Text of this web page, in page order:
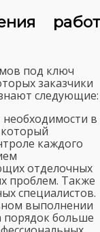
работ
под ключ
заказчики
следующие:
в
каждого
отделочных
проблем. Также
специалистов.
выполнении
порядок больше